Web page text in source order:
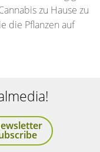
zu Hause zu
die Pflanzen auf